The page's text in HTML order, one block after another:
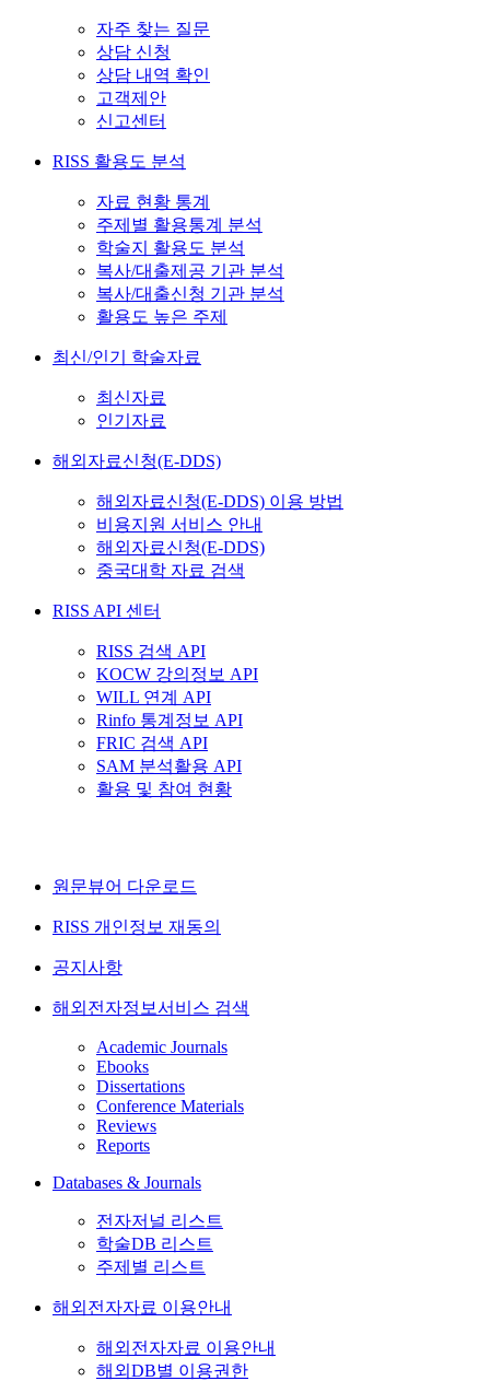
자주 찾는 질문
상담 신청
상담 내역 확인
고객제안
신고센터
RISS 활용도 분석
자료 현황 통계
주제별 활용통계 분석
학술지 활용도 분석
복사/대출제공 기관 분석
복사/대출신청 기관 분석
활용도 높은 주제
최신/인기 학술자료
최신자료
인기자료
해외자료신청(E-DDS)
해외자료신청(E-DDS) 이용 방법
비용지원 서비스 안내
해외자료신청(E-DDS)
중국대학 자료 검색
RISS API 센터
RISS 검색 API
KOCW 강의정보 API
WILL 연계 API
Rinfo 통계정보 API
FRIC 검색 API
SAM 분석활용 API
활용 및 참여 현황
원문뷰어 다운로드
RISS 개인정보 재동의
공지사항
해외전자정보서비스 검색
Academic Journals
Ebooks
Dissertations
Conference Materials
Reviews
Reports
Databases & Journals
전자저널 리스트
학술DB 리스트
주제별 리스트
해외전자자료 이용안내
해외전자자료 이용안내
해외DB별 이용권한